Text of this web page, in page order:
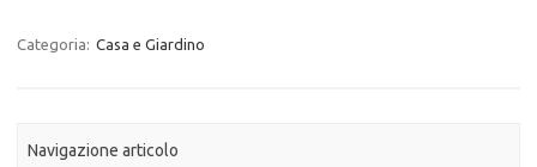
Categoria: Casa e Giardino
Navigazione articolo